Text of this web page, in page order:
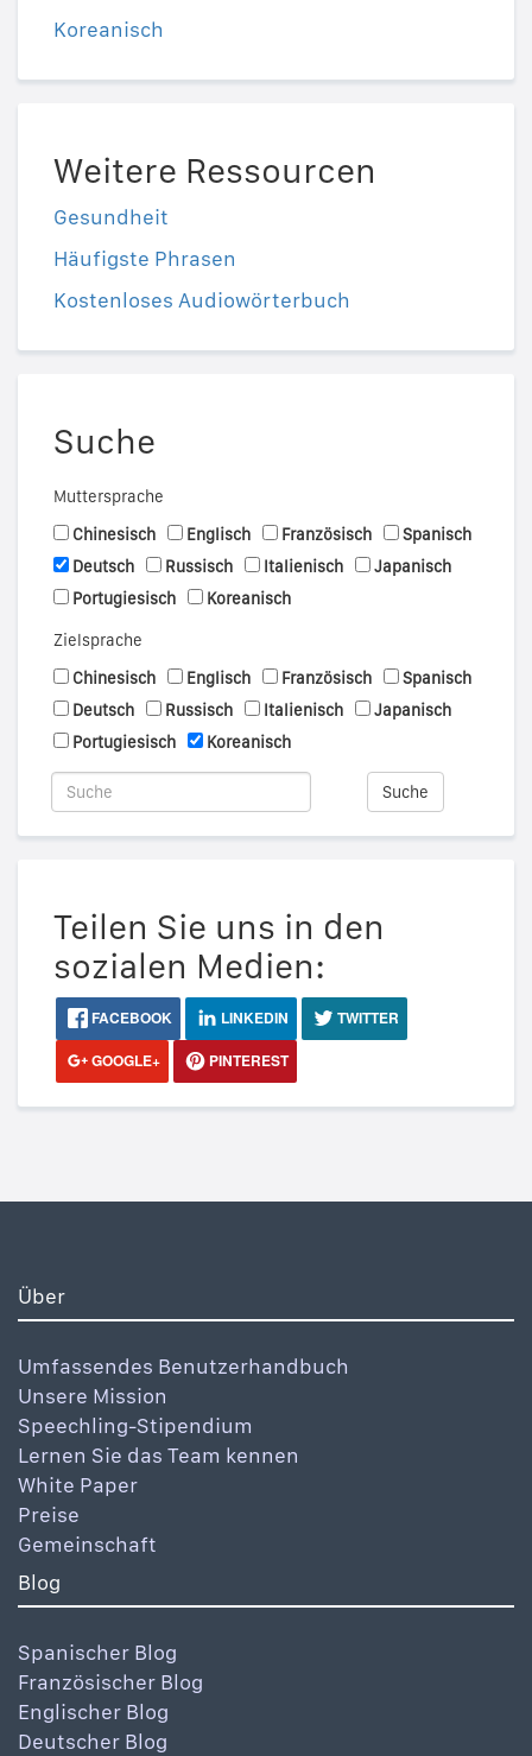
Koreanisch
Weitere Ressourcen
Gesundheit
Häufigste Phrasen
Kostenloses Audiowörterbuch
Suche
Muttersprache
Chinesisch
Englisch Französisch
Spanisch
Deutsch
Russisch Italienisch
Japanisch
Portugiesisch
Koreanisch
Zielsprache
Chinesisch
Englisch Französisch
Spanisch
Deutsch
Russisch Italienisch
Japanisch
Portugiesisch
Koreanisch
Suche
Teilen Sie uns in den
sozialen Medien:
FACEBOOK LINKEDIN
TWITTER
GOOGLE+
PINTEREST
Über
Umfassendes Benutzerhandbuch
Unsere Mission
Speechling-Stipendium
Lernen Sie das Team kennen
White Paper
Preise
Gemeinschaft
Blog
Spanischer Blog
Französischer Blog
Englischer Blog
Deutscher Blog